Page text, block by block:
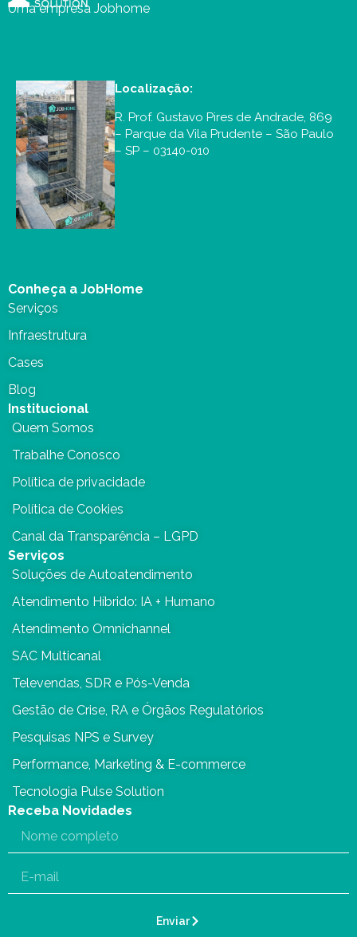
Uma empresa Jobhome
Localização:
R. Prof. Gustavo Pires de Andrade, 869
– Parque da Vila Prudente – São Paulo
– SP – 03140-010
Conheça a JobHome
Serviços
Infraestrutura
Cases
Blog
Institucional
Quem Somos
Trabalhe Conosco
Política de privacidade
Política de Cookies
Canal da Transparência – LGPD
Serviços
Soluções de Autoatendimento
Atendimento Híbrido: IA + Humano
Atendimento Omnichannel
SAC Multicanal
Televendas, SDR e Pós-Venda
Gestão de Crise, RA e Órgãos Regulatórios
Pesquisas NPS e Survey
Performance, Marketing & E-commerce
Tecnologia Pulse Solution
Receba Novidades
Enviar